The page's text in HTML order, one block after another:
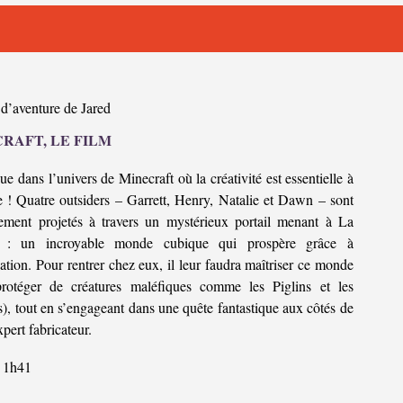
de Jared
LE FILM
dans l’univers de Minecraft où la créativité est essentielle à
! Quatre outsiders – Garrett, Henry, Natalie et Dawn – sont
projetés à travers un mystérieux portail menant à La
: un incroyable monde cubique qui prospère grâce à
Pour rentrer chez eux, il leur faudra maîtriser ce monde
de créatures maléfiques comme les Piglins et les
tout en s’engageant dans une quête fantastique aux côtés de
fabricateur.
1h41